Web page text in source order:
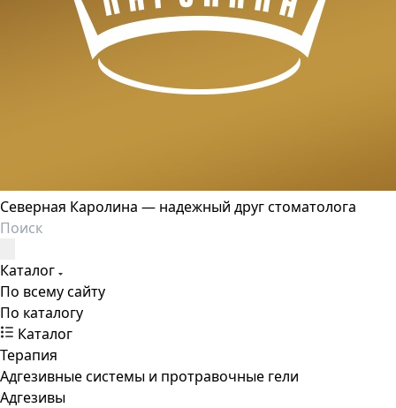
Северная Каролина — надежный друг стоматолога
Каталог
По всему сайту
По каталогу
Каталог
Терапия
Адгезивные системы и протравочные гели
Адгезивы